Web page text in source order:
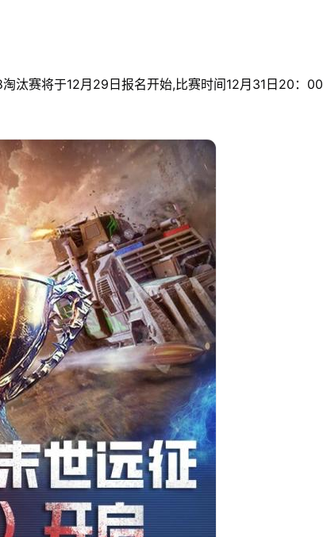
汰赛将于12月29日报名开始,比赛时间12月31日20：00